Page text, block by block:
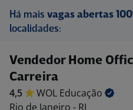
Há mais vagas abertas
localidades:
Vendedor Home
Carreira
4,5 WOL Educação
Rio de Janeiro - RJ